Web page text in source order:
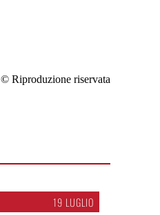
© Riproduzione riservata
19 LUGLIO